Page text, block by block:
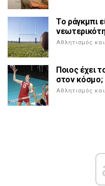
Το ράγκμπι
Αθλητισμός
Ποιος έχει
στον κόσμο;
Αθλητισμός